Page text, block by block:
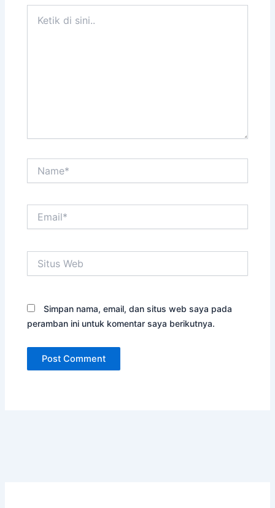
Web
Simpan nama, email, dan situs web saya pada
peramban ini untuk komentar saya berikutnya.